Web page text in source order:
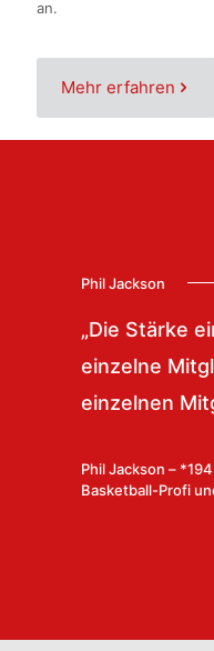
an.
Mehr erfahren
Phil Jackson
„Die Stärke
einzelne
einzelnen
Phil Jackson –
Basketball-Profi